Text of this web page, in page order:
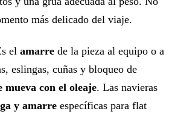
más delicado del viaje.
el amarre de la pieza al equipo o a
eslingas, cuñas y bloqueo de
mueva con el oleaje. Las navieras
y amarre específicas para flat